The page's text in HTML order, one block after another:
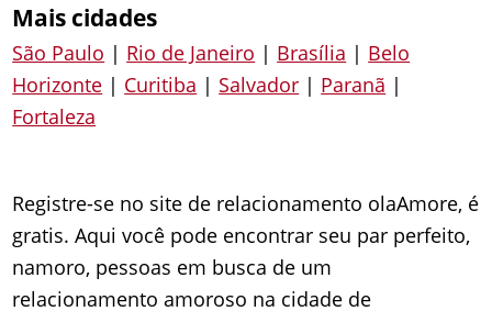
Mais cidades
São Paulo | Rio de Janeiro | Brasília | Belo
Horizonte | Curitiba | Salvador | Paranã |
Fortaleza
Registre-se no site de relacionamento olaAmore, é
gratis. Aqui você pode encontrar seu par perfeito,
namoro, pessoas em busca de um
relacionamento amoroso na cidade de